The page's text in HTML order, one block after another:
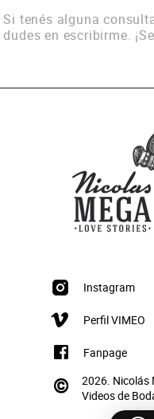
Si tenés alguna
dudes en escribirme.
Instagram
Perfil VIMEO
Fanpage
2026. Nicolás
Videos de